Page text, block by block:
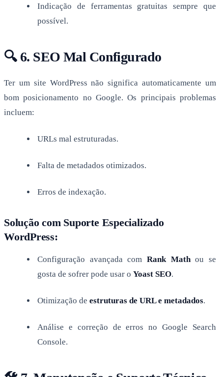
Indicação de ferramentas gratuitas sempre que
possível.
🔍 6. SEO Mal Configurado
Ter um site WordPress não significa automaticamente um
bom posicionamento no Google. Os principais problemas
incluem:
URLs mal estruturadas.
Falta de metadados otimizados.
Erros de indexação.
Solução com Suporte Especializado
WordPress:
Configuração avançada com Rank Mathou se
gosta de sofrer pode usar o Yoast SEO.
Otimização de estruturas de URL e metadados.
Análise e correção de erros no Google Search
Console.